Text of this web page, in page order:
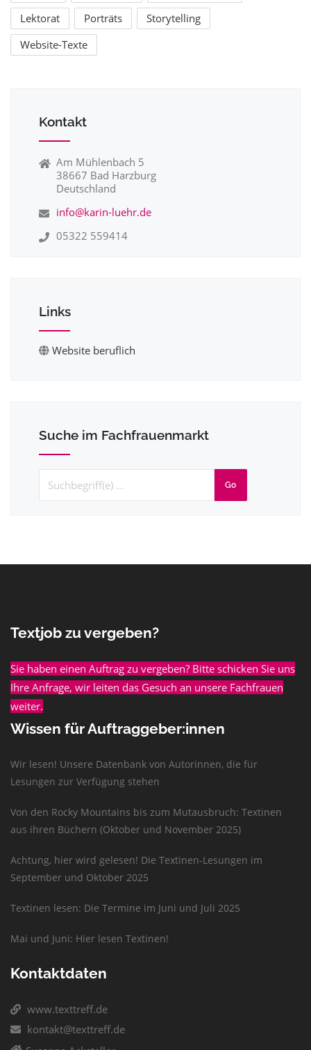
Lektorat
Porträts
Storytelling
Website-Texte
Kontakt
Am Mühlenbach 5
38667 Bad Harzburg
Deutschland
info@karin-luehr.de
05322 559414
Links
Website beruflich
Suche im Fachfrauenmarkt
Go
Textjob zu vergeben?
Sie haben einen Auftrag zu vergeben? Bitte schicken Sie uns
Ihre Anfrage, wir leiten das Gesuch an unsere Fachfrauen
weiter.
Wissen für Auftraggeber:innen
Wir lesen! Unsere Datenbank von Autorinnen, die für
Lesungen zur Verfügung stehen
Von den Rocky Mountains bis zum Mutausbruch: Textinen
aus ihren Büchern (Oktober und November 2025)
Achtung, hier wird gelesen! Die Textinen-Lesungen im
September und Oktober 2025
Textinen lesen: Die Termine im Juni und Juli 2025
Mai und Juni: Hier lesen Textinen!
Kontaktdaten
www.texttreff.de
kontakt@texttreff.de